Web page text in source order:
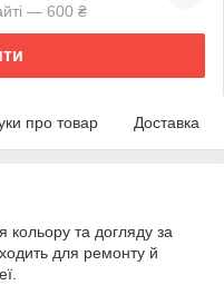
— 600 ₴
про товар Доставка
кольору та догляду за
для ремонту й